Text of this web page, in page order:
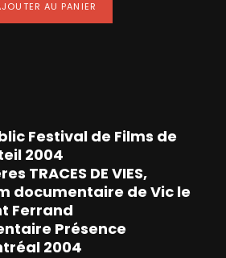
AU PANIER
Festival de Films de
2004
TRACES DE VIES,
documentaire de Vic le
Ferrand
Présence
2004